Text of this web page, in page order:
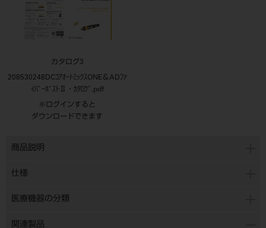
カタログ3
208530248DCｺｱｵｰﾄﾐｯｸｽONE＆ADﾌｧ
ｲﾊﾞｰﾎﾟｽﾄⅡ・ｶﾀﾛｸﾞ.pdf
※ログインすると
ダウンロードできます
商品説明
仕様
医療機器の分類
関連製品